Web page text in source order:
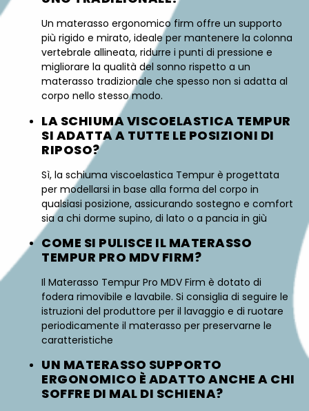
Un materasso ergonomico firm offre un supporto
più rigido e mirato, ideale per mantenere la colonna
vertebrale allineata, ridurre i punti di pressione e
migliorare la qualità del sonno rispetto a un
materasso tradizionale che spesso non si adatta al
corpo nello stesso modo.
LA SCHIUMA VISCOELASTICA TEMPUR
SI ADATTA A TUTTE LE POSIZIONI DI
RIPOSO?
Sì, la schiuma viscoelastica Tempur è progettata
per modellarsi in base alla forma del corpo in
qualsiasi posizione, assicurando sostegno e comfort
sia a chi dorme supino, di lato o a pancia in giù
COME SI PULISCE IL MATERASSO
TEMPUR PRO MDV FIRM?
Il Materasso Tempur Pro MDV Firm è dotato di
fodera rimovibile e lavabile. Si consiglia di seguire le
istruzioni del produttore per il lavaggio e di ruotare
periodicamente il materasso per preservarne le
caratteristiche
UN MATERASSO SUPPORTO
ERGONOMICO È ADATTO ANCHE A CHI
SOFFRE DI MAL DI SCHIENA?